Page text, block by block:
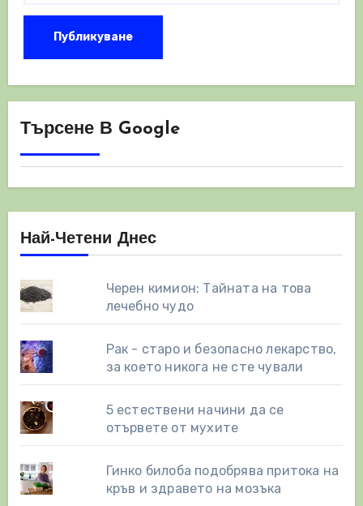
Търсене В Google
Най-Четени Днес
Черен кимион: Тайната на това
лечебно чудо
Рак - старо и безопасно лекарство,
за което никога не сте чували
5 естествени начини да се
отървете от мухите
Гинко билоба подобрява притока на
кръв и здравето на мозъка